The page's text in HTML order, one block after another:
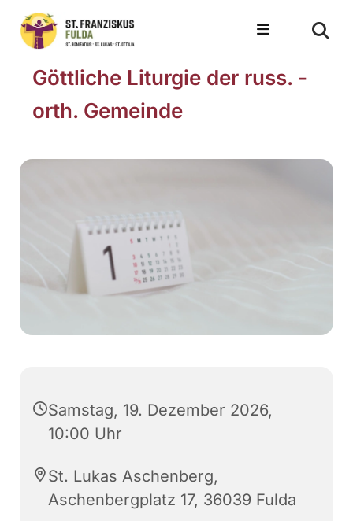
Göttliche Liturgie der russ. -
orth. Gemeinde
Samstag, 19. Dezember 2026,
10:00 Uhr
St. Lukas Aschenberg,
Aschenbergplatz 17, 36039 Fulda